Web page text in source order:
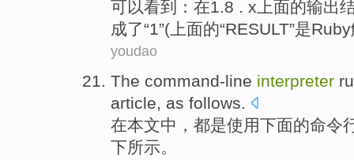
可以看到 ： 在1.8 . x上面的输出
成了“1”(上面的“RESULT”是Ruby
youdao
The command-line interpreter
article, as follows.
在本文中，都是使用下面的命令
下所示。